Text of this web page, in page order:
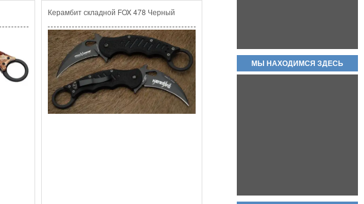
МЫ НАХОДИМСЯ ЗДЕСЬ
Керамбит складной FOX 478 Черный